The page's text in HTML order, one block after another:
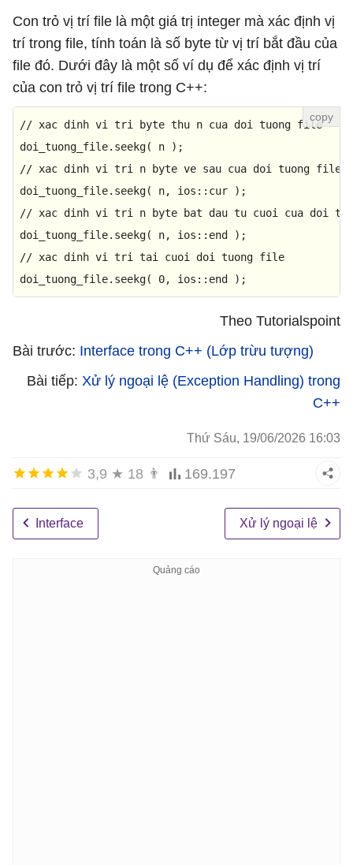
Con trỏ vị trí file là một giá trị integer mà xác định vị
trí trong file, tính toán là số byte từ vị trí bắt đầu của
file đó. Dưới đây là một số ví dụ để xác định vị trí
của con trỏ vị trí file trong C++:
// xac dinh vi tri byte thu n cua doi tuong file
doi_tuong_file. seekg
// xac dinh vi tri n byte ve sau cua doi tuong file
doi_tuong_file. seekg
// xac dinh vi tri n byte bat dau tu cuoi cua doi
doi_tuong_file. seekg
// xac dinh vi tri tai cuoi doi tuong file
doi_tuong_file. seekg( 0, ios::end );
Theo Tutorialspoint
Bài trước: Interface trong C++ (Lớp trừu tượng)
Bài tiếp: Xử lý ngoại lệ (Exception Handling) trong
C++
Thứ Sáu, 19/06/2026 16:03
3,9 ★ 18 👨 169.197
Interface Xử lý ngoại lệ